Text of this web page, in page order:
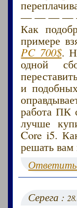
— — — —
Как
примере
PC 700$.
одной
и
работа ПК
лучше
Core i5.
решать вам
Ответить
Серега :